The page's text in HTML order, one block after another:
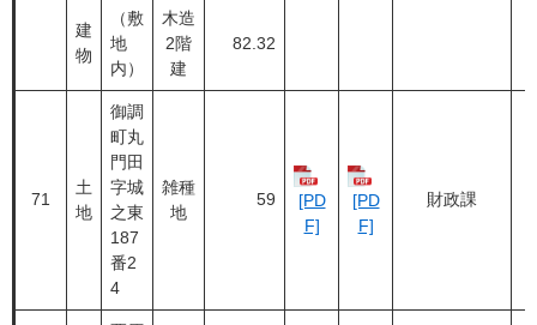
建
物
（敷
地
内）
木造
2階
建
82.32
71
土
地
御調
町丸
門田
字城
之東
187
番2
4
雑種
地
59
[PD
F]
[PD
F]
財政課